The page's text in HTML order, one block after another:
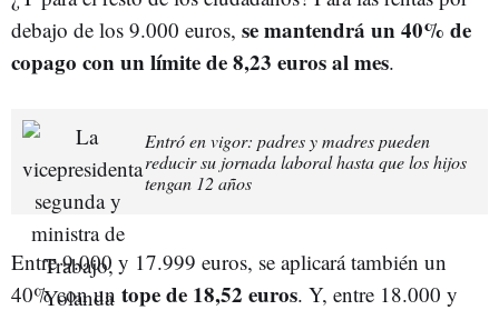
debajo de los 9.000 euros, se mantendrá un 40% de
copago con un límite de 8,23 euros al mes.
Entró en vigor: padres y madres pueden
reducir su jornada laboral hasta que los hijos
tengan 12 años
Entre 9.000 y 17.999 euros, se aplicará también un
40% con un tope de 18,52 euros. Y, entre 18.000 y